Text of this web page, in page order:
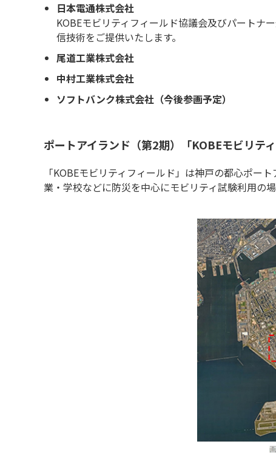
日本電通株式会社
KOBEモビリティフィールド協議会及びパートナ
信技術をご提供いたします。
尾道工業株式会社
中村工業株式会社
ソフトバンク株式会社（今後参画予定）
ポートアイランド（第2期）「KOBEモビリティ
「KOBEモビリティフィールド」は神戸の都心ポー
業・学校などに防災を中心にモビリティ試験利用の